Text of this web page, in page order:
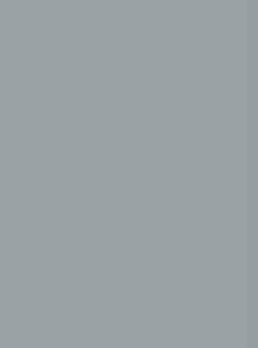
automatisierten
Daten,
diese
verwendet
persönliche
natürliche Person
insbesondere, um
natürlichen Person